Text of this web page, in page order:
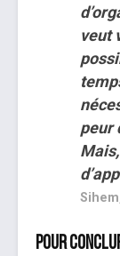
veut
peur
Pour